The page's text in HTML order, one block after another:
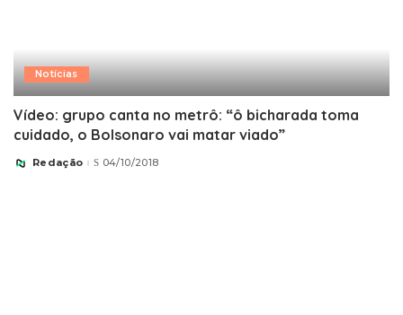
Notícias
Vídeo: grupo canta no metrô: “ô bicharada toma
cuidado, o Bolsonaro vai matar viado”
Posted
Redação 04/10/2018